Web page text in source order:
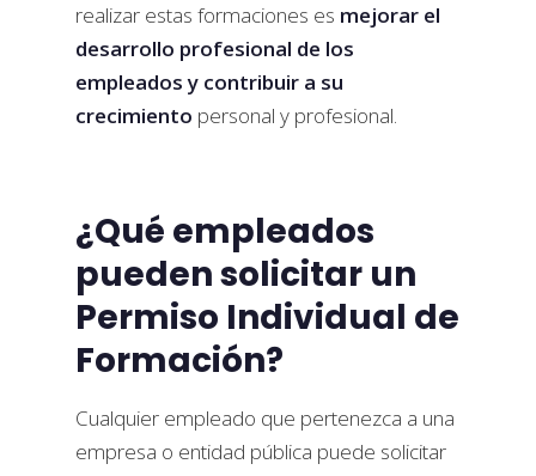
realizar estas formaciones es mejorar el
desarrollo profesional de los
empleados y contribuir a su
crecimiento personal y profesional.
¿Qué empleados
pueden solicitar un
Permiso Individual de
Formación?
Cualquier empleado que pertenezca a una
empresa o entidad pública puede solicitar